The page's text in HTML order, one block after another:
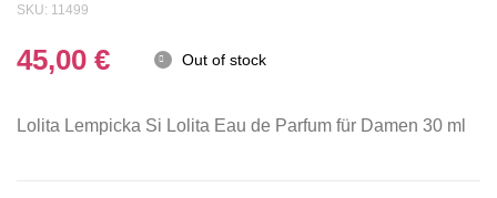
Damen
50
Neu&OVP
DG
150
NEU
SKU: 11499
45,00 € Out of stock
Lolita Lempicka Si Lolita Eau de Parfum für Damen 30 ml